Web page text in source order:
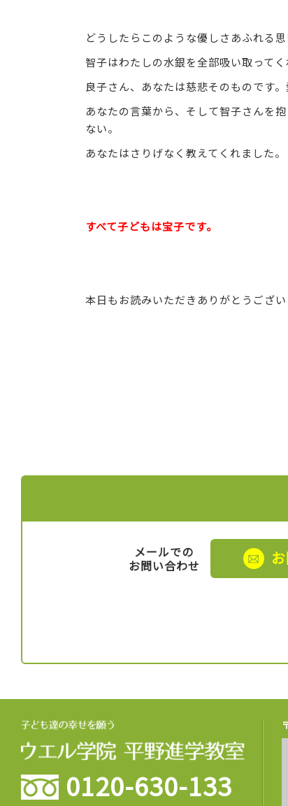
どうしたらこのような優しさあふれる
智子はわたしの水銀を全部吸い取って
良子さん、あなたは慈悲そのものです。
あなたの言葉から、そして智子さんを
ない。
あなたはさりげなく教えてくれました。
すべて子どもは宝子です。
本日もお読みいただきありがとうござい
メールでの
お問い合わせ
0120-630-133